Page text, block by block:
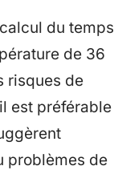
du temps
de 36
risques de
est préférable
problèmes de